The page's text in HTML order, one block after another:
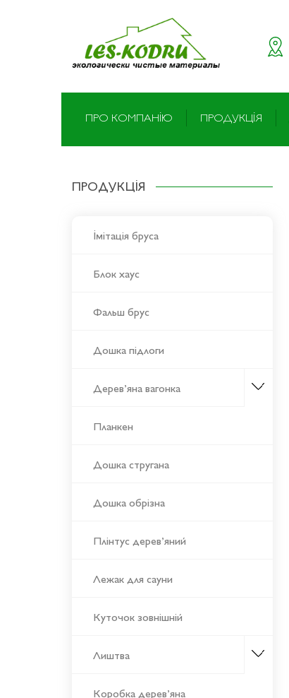
ПРО КОМПАНІЮ ПРОДУКЦІЯ
ПРОДУКЦІЯ
Імітація бруса
Блок хаус
Фальш брус
Дошка підлоги
Дерев’яна вагонка
Планкен
Дошка стругана
Дошка обрізна
Плінтус дерев’яний
Лежак для сауни
Куточок зовнішній
Лиштва
Коробка дерев’яна